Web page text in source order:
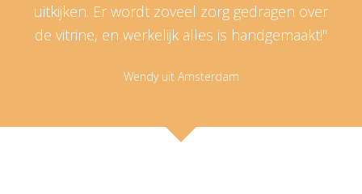
uitkijken. Er wordt zoveel zorg gedragen over
de vitrine, en werkelijk alles is handgemaakt!"
Wendy uit Amsterdam